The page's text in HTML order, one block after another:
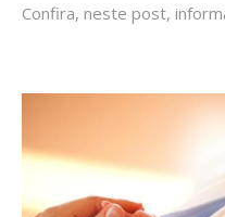
Confira, neste post,